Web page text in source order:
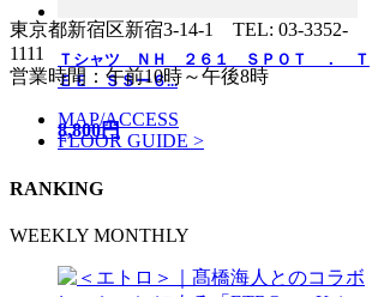
Ｔシャツ ＮＨ ２６１ ＳＰＯＴ ． Ｔ
ＥＥ ＳＳー６...
8,800円
東京都新宿区新宿3-14-1 TEL: 03-3352-
1111
営業時間：午前10時～午後8時
MAP/ACCESS
FLOOR GUIDE >
RANKING
WEEKLY MONTHLY